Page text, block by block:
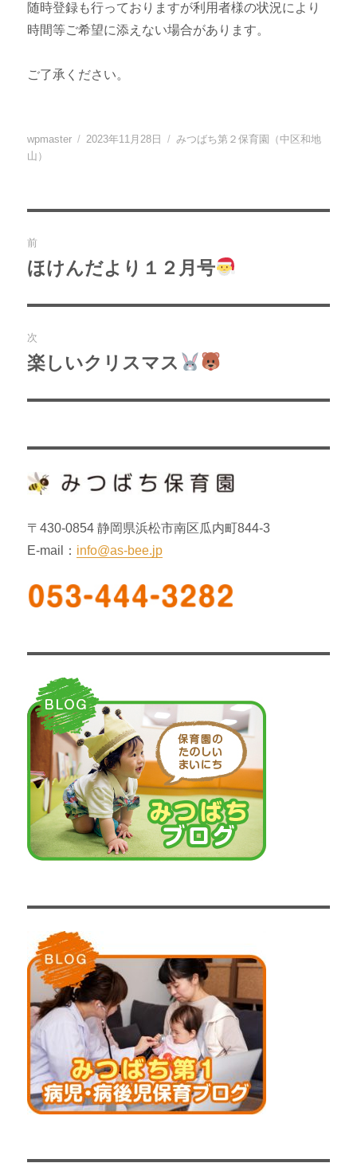
随時登録も行っておりますが利用者様の状況により
時間等ご希望に添えない場合があります。
ご了承ください。
投
稿
wpmaster
投
2023年11月28日
カ
みつばち第２保育園（中区和地
山）
稿
ビ
ゲ
ー
ン
前
過
の
投
稿:
ほけんだより１２月号
次
次
投
楽しいクリスマス
〒430-0854 静岡県浜松市南区瓜内町844-3
E-mail： info@as-bee.jp